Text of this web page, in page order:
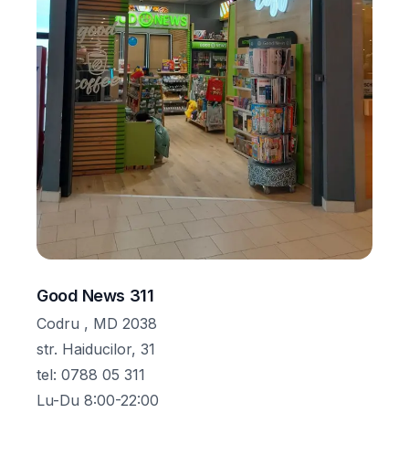
Good News 311
Codru , MD 2038
str. Haiducilor, 31
tel: 0788 05 311
Lu-Du 8:00-22:00